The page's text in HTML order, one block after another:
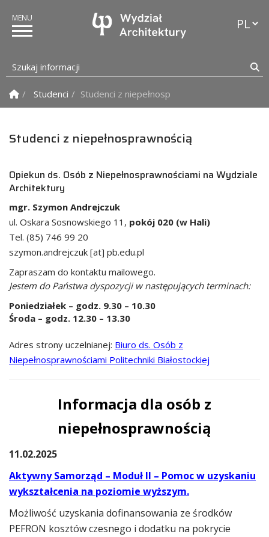
Szukaj informacji
Strona Główna
Studenci Studenci z niepełnosprawnością
Studenci z niepełnosprawnością
Opiekun ds. Osób z Niepełnosprawnościami na Wydziale
Architektury
mgr. Szymon Andrejczuk
ul. Oskara Sosnowskiego 11, pokój 020 (w Hali)
Tel. (85) 746 99 20
szymon.andrejczuk [at] pb.edu.pl
Zapraszam do kontaktu mailowego.
Jestem do Państwa dyspozycji w następujących terminach:
Poniedziałek – godz. 9.30 – 10.30
Środa – godz. 12.30 – 13.30
Adres strony uczelnianej: Biuro ds. Osób z
Niepełnosprawnościami Politechniki Białostockiej
Informacja dla osób z
niepełnosprawnością
11.02.2025
Aktywny Samorząd – Moduł II – Pomoc w uzyskaniu
wykształcenia na poziomie wyższym.
Możliwość uzyskania dofinansowania ze środków
PEFRON kosztów czesnego i dodatku na pokrycie